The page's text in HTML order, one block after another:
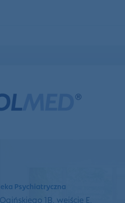
Psychiatryczna
1B, wejście E,